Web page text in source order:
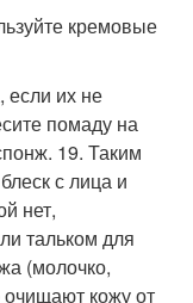
кремовые
если их не
помаду на
19. Таким
с лица и
нет,
тальком для
(молочко,
очищают кожу от